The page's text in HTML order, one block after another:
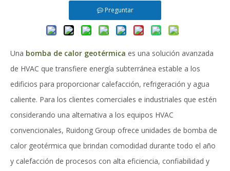
Preguntar
Una bomba de calor geotérmica es una solución avanzada
de HVAC que transfiere energía subterránea estable a los
edificios para proporcionar calefacción, refrigeración y agua
caliente. Para los clientes comerciales e industriales que estén
considerando una alternativa a los equipos HVAC
convencionales, Ruidong Group ofrece unidades de bomba de
calor geotérmica que brindan comodidad durante todo el año
y calefacción de procesos con alta eficiencia, confiabilidad y